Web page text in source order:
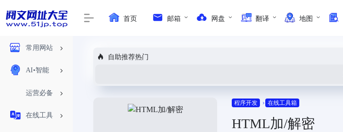
常用网站
AI•智能
运营必备
在线工具
首页 邮箱 网盘 翻译 地图
自助推荐热门
程序开发 在线工具箱
HTML加/解密